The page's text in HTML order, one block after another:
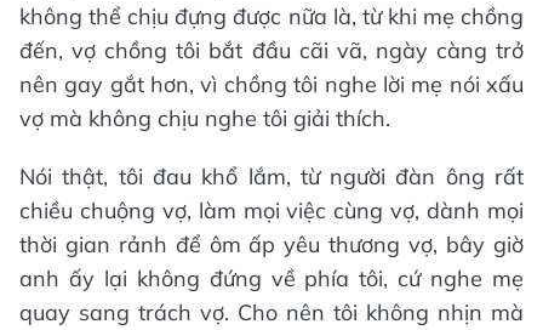
không thể chịu đựng được nữa là, từ khi mẹ chồng
đến, vợ chồng tôi bắt đầu cãi vã, ngày càng trở
nên gay gắt hơn, vì chồng tôi nghe lời mẹ nói xấu
vợ mà không chịu nghe tôi giải thích.
Nói thật, tôi đau khổ lắm, từ người đàn ông rất
chiều chuộng vợ, làm mọi việc cùng vợ, dành mọi
thời gian rảnh để ôm ấp yêu thương vợ, bây giờ
anh ấy lại không đứng về phía tôi, cứ nghe mẹ
quay sang trách vợ. Cho nên tôi không nhịn mà